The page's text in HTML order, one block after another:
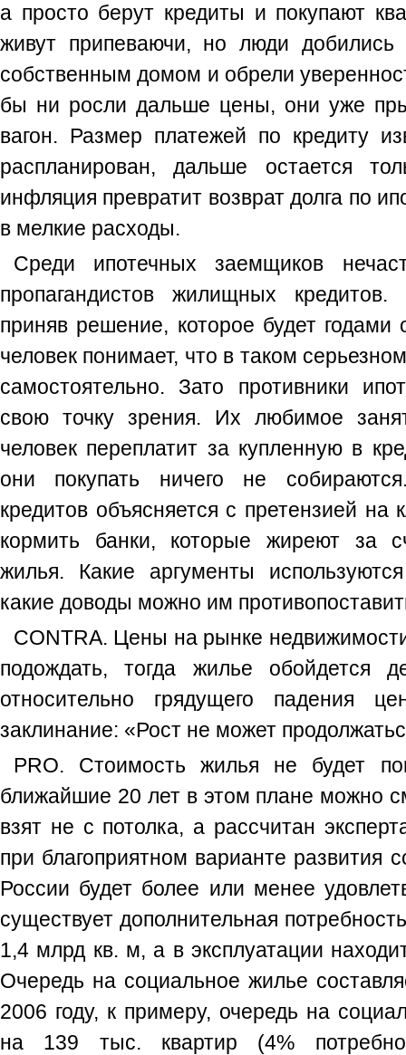
а просто берут кредиты и покупают
живут припеваючи, но люди добились
собственным домом и обрели
бы ни росли дальше цены, они уже
вагон. Размер платежей по кредиту
распланирован, дальше остается
инфляция превратит возврат долга по
в мелкие расходы.
Среди ипотечных заемщиков
пропагандистов жилищных
приняв решение, которое будет годами
человек понимает, что в таком
самостоятельно. Зато противники
свою точку зрения. Их любимое
человек переплатит за купленную в
они покупать ничего не
кредитов объясняется с претензией на
кормить банки, которые жиреют за
жилья. Какие аргументы
какие доводы можно им
CONTRA. Цены на рынке
подождать, тогда жилье обойдется
относительно грядущего падения
заклинание: «Рост не может
PRO. Стоимость жилья не будет
ближайшие 20 лет в этом плане можно
взят не с потолка, а рассчитан
при благоприятном варианте развития
России будет более или менее
существует дополнительная
1,4 млрд кв. м, а в эксплуатации
Очередь на социальное жилье
2006 году, к примеру, очередь на
на 139 тыс. квартир (4%